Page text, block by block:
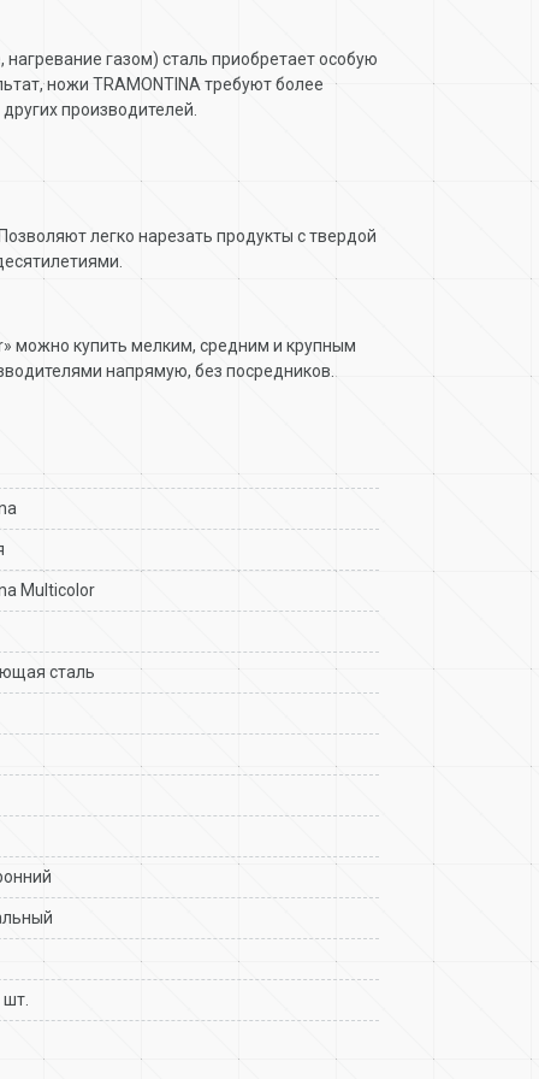
газом) сталь приобретает особую
ножи TRAMONTINA требуют более
производителей.
легко нарезать продукты с твердой
можно купить мелким, средним и крупным
напрямую, без посредников.
Multicolor
сталь
шт.